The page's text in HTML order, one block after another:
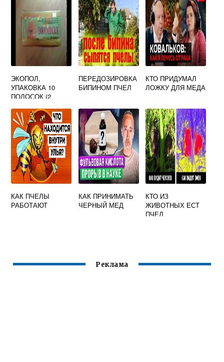
ЭКОПОЛ,
УПАКОВКА 10
ПОЛОСОК (2
УЛЕЙ)
ПЕРЕДОЗИРОВКА
БИПИНОМ ПЧЕЛ
КТО ПРИДУМАЛ
ЛОЖКУ ДЛЯ МЕДА
КАК ПЧЕЛЫ
РАБОТАЮТ
КАК ПРИНИМАТЬ
ЧЕРНЫЙ МЕД
КТО ИЗ
ЖИВОТНЫХ ЕСТ
ПЧЕЛ
Реклама